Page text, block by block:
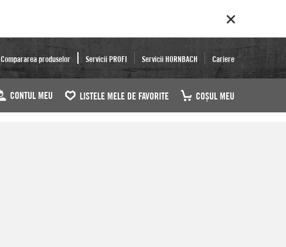
Compararea produselor Servicii PROFI Servicii HORNBACH Cariere
CONTUL MEU LISTELE MELE DE FAVORITE COŞUL MEU